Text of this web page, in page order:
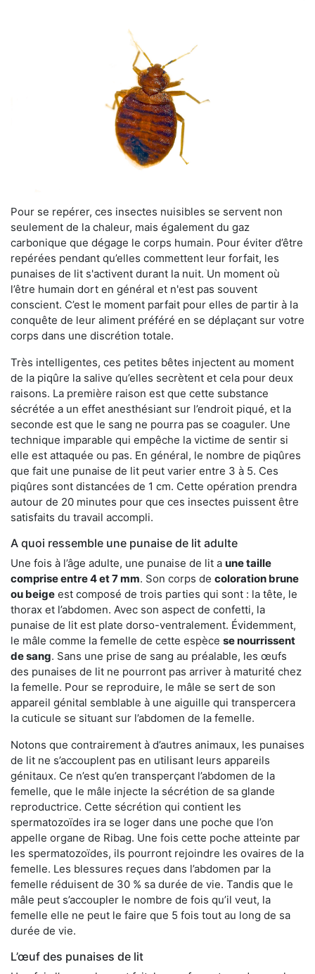
Pour se repérer, ces insectes nuisibles se servent non
seulement de la chaleur, mais également du gaz
carbonique que dégage le corps humain. Pour éviter d’être
repérées pendant qu’elles commettent leur forfait, les
punaises de lit s'activent durant la nuit. Un moment où
l’être humain dort en général et n'est pas souvent
conscient. C’est le moment parfait pour elles de partir à la
conquête de leur aliment préféré en se déplaçant sur votre
corps dans une discrétion totale.
Très intelligentes, ces petites bêtes injectent au moment
de la piqûre la salive qu’elles secrètent et cela pour deux
raisons. La première raison est que cette substance
sécrétée a un effet anesthésiant sur l’endroit piqué, et la
seconde est que le sang ne pourra pas se coaguler. Une
technique imparable qui empêche la victime de sentir si
elle est attaquée ou pas. En général, le nombre de piqûres
que fait une punaise de lit peut varier entre 3 à 5. Ces
piqûres sont distancées de 1 cm. Cette opération prendra
autour de 20 minutes pour que ces insectes puissent être
satisfaits du travail accompli.
A quoi ressemble une punaise de lit adulte
Une fois à l’âge adulte, une punaise de lit a une taille
comprise entre 4 et 7 mm. Son corps de coloration brune
ou beige est composé de trois parties qui sont : la tête, le
thorax et l’abdomen. Avec son aspect de confetti, la
punaise de lit est plate dorso-ventralement. Évidemment,
le mâle comme la femelle de cette espèce se nourrissent
de sang. Sans une prise de sang au préalable, les œufs
des punaises de lit ne pourront pas arriver à maturité chez
la femelle. Pour se reproduire, le mâle se sert de son
appareil génital semblable à une aiguille qui transpercera
la cuticule se situant sur l’abdomen de la femelle.
Notons que contrairement à d’autres animaux, les punaises
de lit ne s’accouplent pas en utilisant leurs appareils
génitaux. Ce n’est qu’en transperçant l’abdomen de la
femelle, que le mâle injecte la sécrétion de sa glande
reproductrice. Cette sécrétion qui contient les
spermatozoïdes ira se loger dans une poche que l’on
appelle organe de Ribag. Une fois cette poche atteinte par
les spermatozoïdes, ils pourront rejoindre les ovaires de la
femelle. Les blessures reçues dans l’abdomen par la
femelle réduisent de 30 % sa durée de vie. Tandis que le
mâle peut s’accoupler le nombre de fois qu’il veut, la
femelle elle ne peut le faire que 5 fois tout au long de sa
durée de vie.
L’œuf des punaises de lit